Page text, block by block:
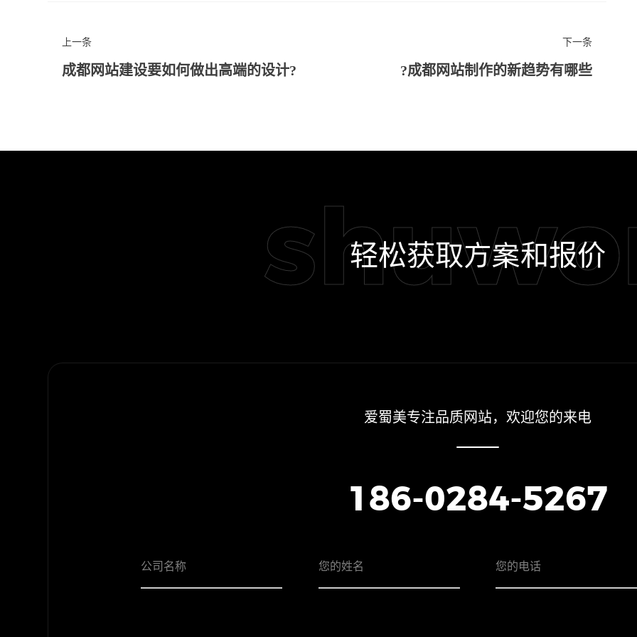
上一条
成都网站建设要如何做出高端的设计?
下一条
成都网站制作的新趋势有哪些?
轻松获取方案和报价
爱蜀美专注品质网站，欢迎您的来电
186-0284-5267